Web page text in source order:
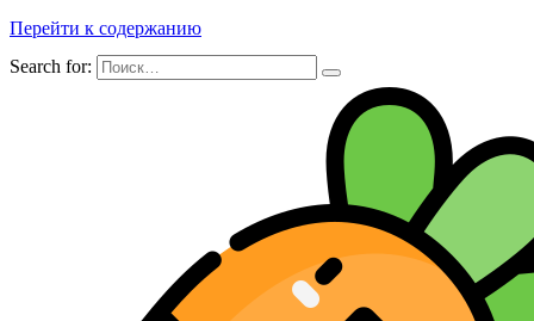
Перейти к содержанию
Search for: